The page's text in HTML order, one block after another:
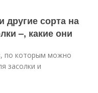
другие сорта на
–, какие они
по которым можно
засолки и